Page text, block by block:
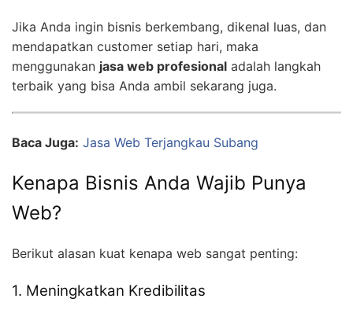
Jika Anda ingin bisnis berkembang, dikenal luas, dan
mendapatkan customer setiap hari, maka
menggunakan jasa web profesional adalah langkah
terbaik yang bisa Anda ambil sekarang juga.
Baca Juga: Jasa Web Terjangkau Subang
Kenapa Bisnis Anda Wajib Punya
Web?
Berikut alasan kuat kenapa web sangat penting:
1. Meningkatkan Kredibilitas